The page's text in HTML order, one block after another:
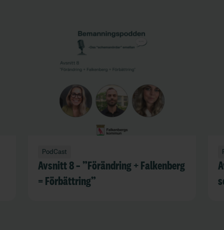
PodCast
Avsnitt 8 – ”Förändring + Falkenberg
= Förbättring”